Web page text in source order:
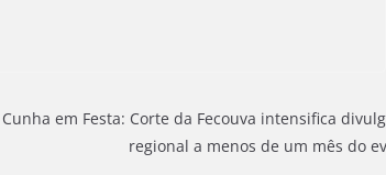
em Festa: Corte da Fecouva intensifica
regional a menos de um mês do